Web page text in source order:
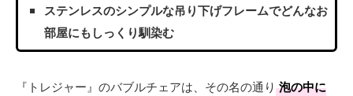
ステンレスのシンプルな吊り下げフレームでどんなお
部屋にもしっくり馴染む
『トレジャー』のバブルチェアは、その名の通り 泡の中に